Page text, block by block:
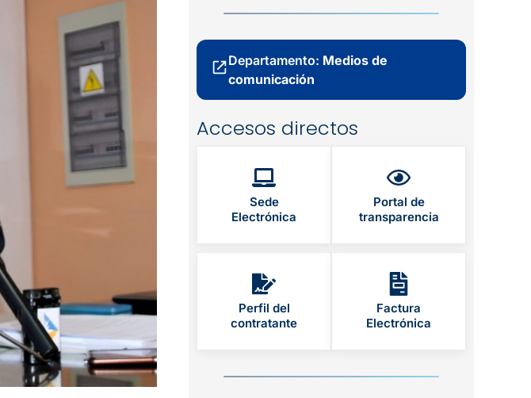
Departamento: Medios de
comunicación
Accesos directos
Sede
Electrónica
Portal de
transparencia
Perfil del
contratante
Factura
Electrónica